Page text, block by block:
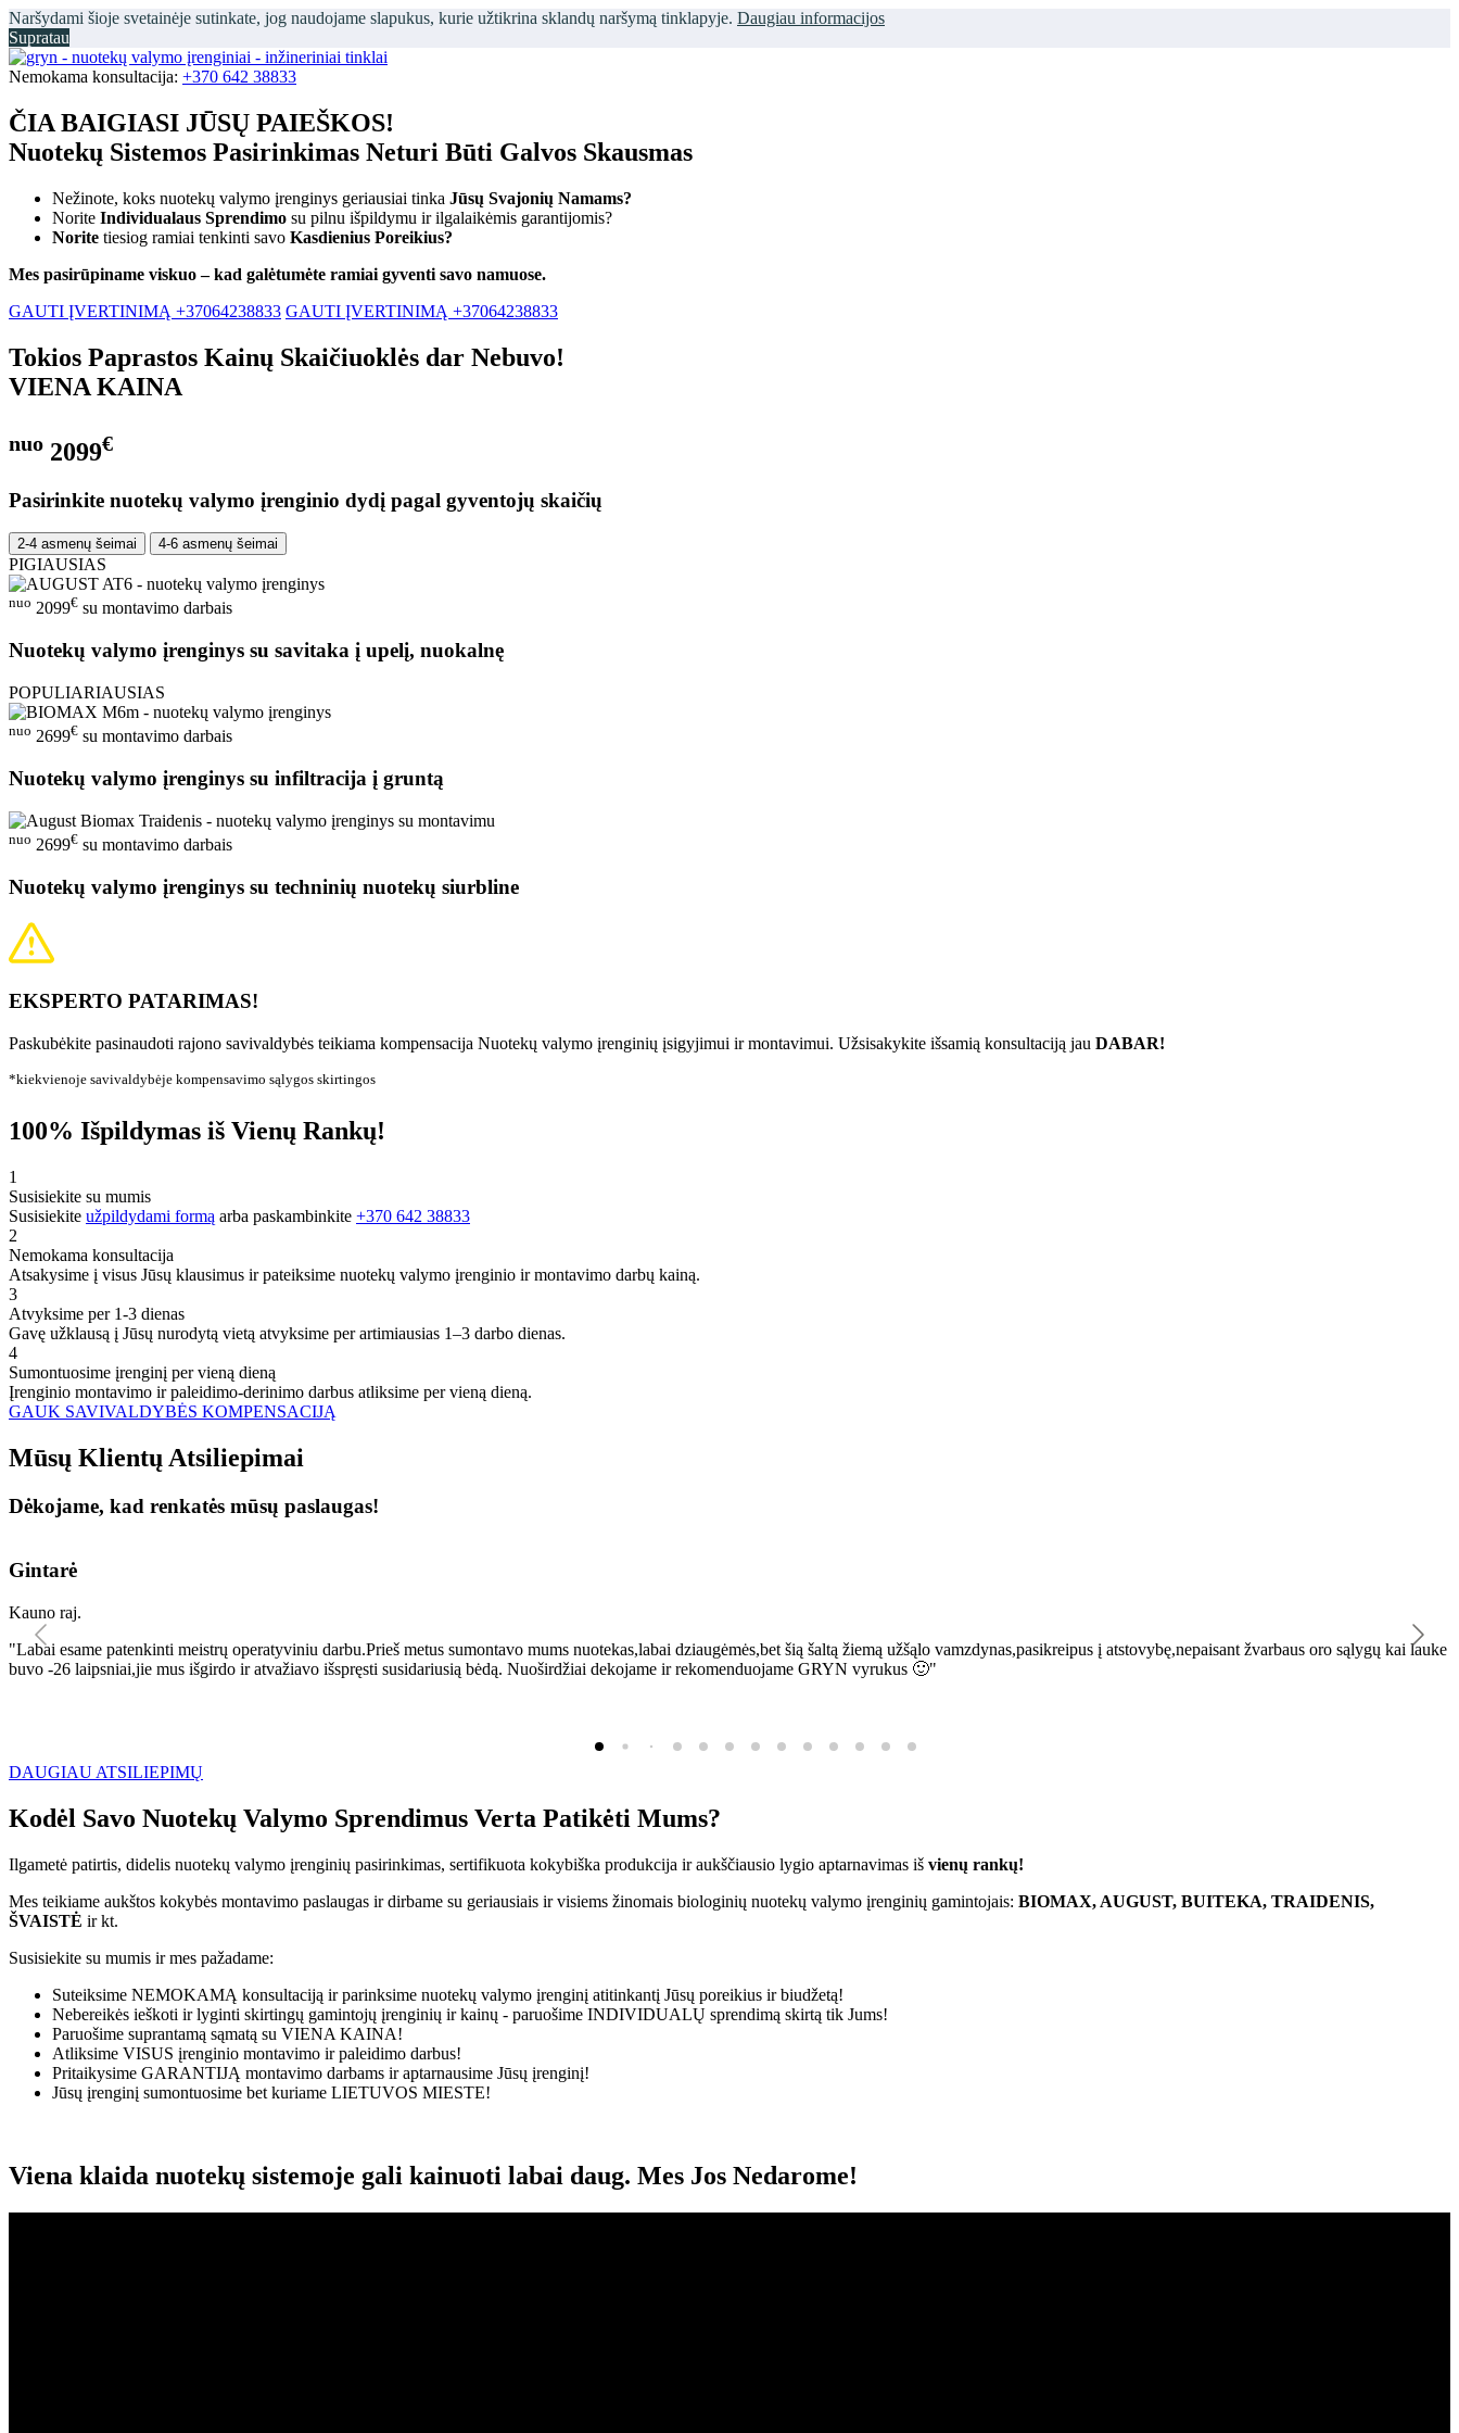
Naršydami šioje svetainėje sutinkate, jog naudojame slapukus, kurie užtikrina sklandų naršymą tinklapyje. Daugiau informacijos
Supratau
Nemokama konsultacija: +370 642 38833
ČIA BAIGIASI JŪSŲ PAIEŠKOS!
Nuotekų Sistemos Pasirinkimas Neturi Būti Galvos Skausmas
Nežinote, koks nuotekų valymo įrenginys geriausiai tinka Jūsų Svajonių Namams?
Norite Individualaus Sprendimo su pilnu išpildymu ir ilgalaikėmis garantijomis?
Norite tiesiog ramiai tenkinti savo Kasdienius Poreikius?
Mes pasirūpiname viskuo – kad galėtumėte ramiai gyventi savo namuose.
GAUTI ĮVERTINIMĄ +37064238833 GAUTI ĮVERTINIMĄ +37064238833
Tokios Paprastos Kainų Skaičiuoklės dar Nebuvo!
VIENA KAINA
nuo 2099€
Pasirinkite nuotekų valymo įrenginio dydį pagal gyventojų skaičių
2-4 asmenų šeimai 4-6 asmenų šeimai
PIGIAUSIAS
nuo 2099€ su montavimo darbais
Nuotekų valymo įrenginys su savitaka į upelį, nuokalnę
POPULIARIAUSIAS
nuo 2699€ su montavimo darbais
Nuotekų valymo įrenginys su infiltracija į gruntą
nuo 2699€ su montavimo darbais
Nuotekų valymo įrenginys su techninių nuotekų siurbline
EKSPERTO PATARIMAS!
Paskubėkite pasinaudoti rajono savivaldybės teikiama kompensacija Nuotekų valymo įrenginių įsigyjimui ir montavimui. Užsisakykite išsamią konsultaciją jau DABAR!
*kiekvienoje savivaldybėje kompensavimo sąlygos skirtingos
100% Išpildymas iš Vienų Rankų!
1
Susisiekite su mumis
Susisiekite užpildydami formą arba paskambinkite +370 642 38833
2
Nemokama konsultacija
Atsakysime į visus Jūsų klausimus ir pateiksime nuotekų valymo įrenginio ir montavimo darbų kainą.
3
Atvyksime per 1-3 dienas
Gavę užklausą į Jūsų nurodytą vietą atvyksime per artimiausias 1–3 darbo dienas.
4
Sumontuosime įrenginį per vieną dieną
Įrenginio montavimo ir paleidimo-derinimo darbus atliksime per vieną dieną.
GAUK SAVIVALDYBĖS KOMPENSACIJĄ
Mūsų Klientų Atsiliepimai
Dėkojame, kad renkatės mūsų paslaugas!
Gintarė
Kauno raj.
"Labai esame patenkinti meistrų operatyviniu darbu.Prieš metus sumontavo mums nuotekas,labai dziaugėmės,bet šią šaltą žiemą užšąlo vamzdynas,pasikreipus į atstovybę,nepaisant žvarbaus oro sąlygų kai lauke
buvo -26 laipsniai,jie mus išgirdo ir atvažiavo išspręsti susidariusią bėdą. Nuoširdžiai dekojame ir rekomenduojame GRYN vyrukus 🙂"
DAUGIAU ATSILIEPIMŲ
Kodėl Savo Nuotekų Valymo Sprendimus Verta Patikėti Mums?
Ilgametė patirtis, didelis nuotekų valymo įrenginių pasirinkimas, sertifikuota kokybiška produkcija ir aukščiausio lygio aptarnavimas iš vienų rankų!
Mes teikiame aukštos kokybės montavimo paslaugas ir dirbame su geriausiais ir visiems žinomais biologinių nuotekų valymo įrenginių gamintojais: BIOMAX, AUGUST, BUITEKA, TRAIDENIS,
ŠVAISTĖ ir kt.
Susisiekite su mumis ir mes pažadame:
Suteiksime NEMOKAMĄ konsultaciją ir parinksime nuotekų valymo įrenginį atitinkantį Jūsų poreikius ir biudžetą!
Nebereikės ieškoti ir lyginti skirtingų gamintojų įrenginių ir kainų - paruošime INDIVIDUALŲ sprendimą skirtą tik Jums!
Paruošime suprantamą sąmatą su VIENA KAINA!
Atliksime VISUS įrenginio montavimo ir paleidimo darbus!
Pritaikysime GARANTIJĄ montavimo darbams ir aptarnausime Jūsų įrenginį!
Jūsų įrenginį sumontuosime bet kuriame LIETUVOS MIESTE!
Viena klaida nuotekų sistemoje gali kainuoti labai daug. Mes Jos Nedarome!